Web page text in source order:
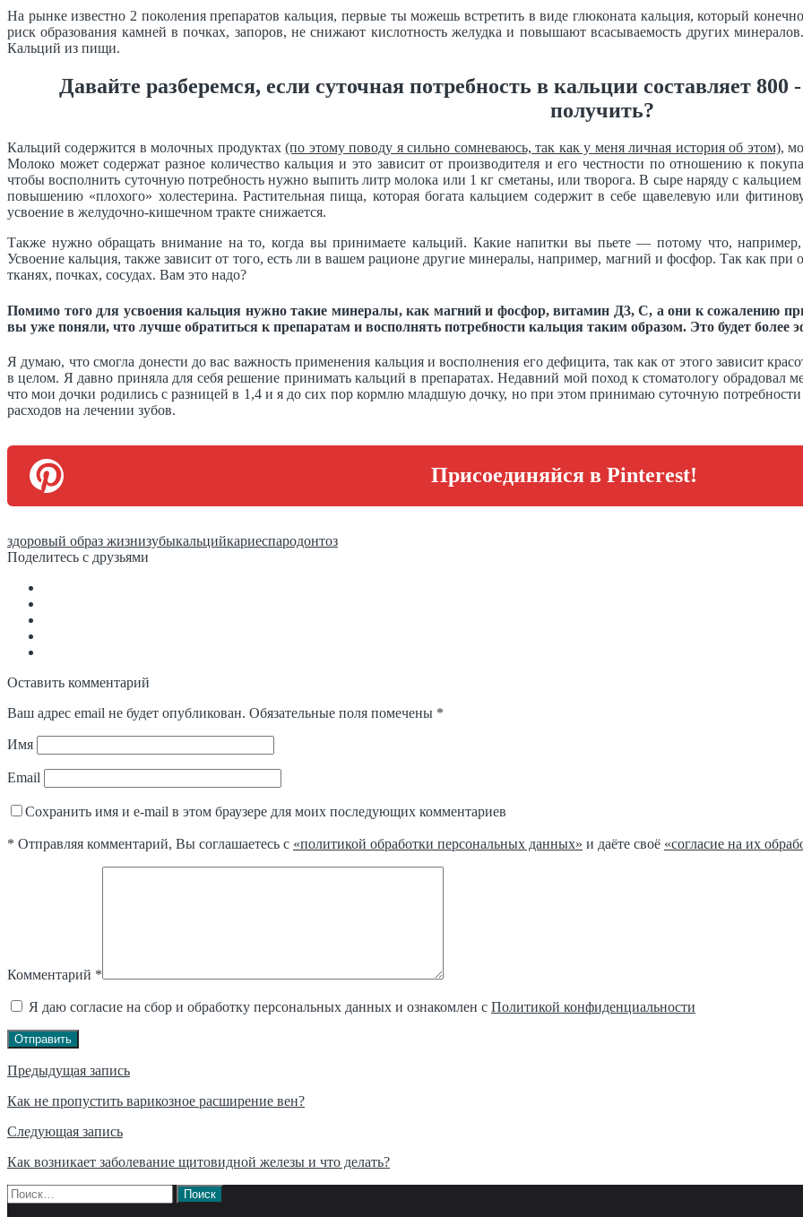
На рынке известно 2 поколения препаратов кальция, первые ты можешь встретить в виде глюконата кальция, который
риск образования камней в почках, запоров, не снижают кислотность желудка и повышают всасываемость других
Кальций из пищи.
Давайте разберемся, если суточная потребность в кальции составляет
получить?
Кальций содержится в молочных продуктах(по этому поводу я сильно сомневаюсь, так как у меня личная история об этом),
Молоко может содержат разное количество кальция и это зависит от производителя и его честности по отношению к
чтобы восполнить суточную потребность нужно выпить литр молока или 1 кг сметаны, или творога. В сыре наряду с
повышению «плохого» холестерина. Растительная пища, которая богата кальцием содержит в себе щавелевую или
усвоение в желудочно-кишечном тракте снижается.
Также нужно обращать внимание на то, когда вы принимаете кальций. Какие напитки вы пьете — потому что,
Усвоение кальция, также зависит от того, есть ли в вашем рационе другие минералы, например, магний и фосфор. Так как
тканях, почках, сосудах. Вам это надо?
Помимо того для усвоения кальция нужно такие минералы, как магний и фосфор, витамин Д3, С, а они к сожалению
вы уже поняли, что лучше обратиться к препаратам и восполнять потребности кальция таким образом. Это будет более
Я думаю, что смогла донести до вас важность применения кальция и восполнения его дефицита, так как от этого зависит
в целом. Я давно приняла для себя решение принимать кальций в препаратах. Недавний мой поход к стоматологу обрадовал
что мои дочки родились с разницей в 1,4 и я до сих пор кормлю младшую дочку, но при этом принимаю суточную
расходов на лечении зубов.
Присоединяйся в Pinterest!
здоровый образ жизнизубыкальцийкариеспародонтоз
Поделитесь с друзьями
Оставить комментарий
Ваш адрес email не будет опубликован. Обязательные поля помечены *
Имя
Email
Сохранить имя и e-mail в этом браузере для моих последующих комментариев
* Отправляя комментарий, Вы соглашаетесь с «политикой обработки персональных данных» и даёте своё «согласие на их
Комментарий *
Я даю согласие на сбор и обработку персональных данных и ознакомлен с Политикой конфиденциальности
Отправить
Навигация
по
записям
Предыдущая запись
Как не пропустить варикозное расширение вен?
Следующая запись
Как возникает заболевание щитовидной железы и что делать?
Найти: